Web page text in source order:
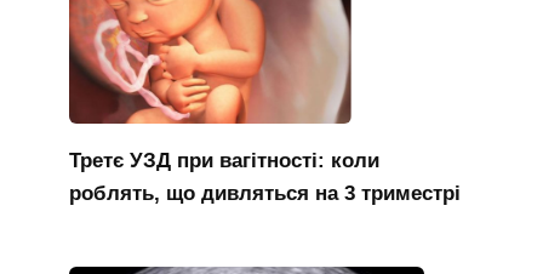
Третє УЗД при вагітності: коли
роблять, що дивляться на 3 триместрі